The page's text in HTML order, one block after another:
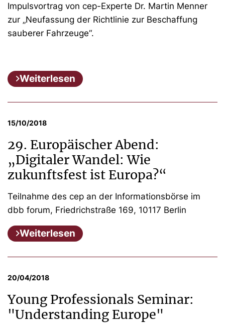
Impulsvortrag von cep-Experte Dr. Martin Menner
zur „Neufassung der Richtlinie zur Beschaffung
sauberer Fahrzeuge“.
Weiterlesen
15/10/2018
29. Europäischer Abend:
„Digitaler Wandel: Wie
zukunftsfest ist Europa?“
Teilnahme des cep an der Informationsbörse im
dbb forum, Friedrichstraße 169, 10117 Berlin
Weiterlesen
20/04/2018
Young Professionals Seminar:
"Understanding Europe"